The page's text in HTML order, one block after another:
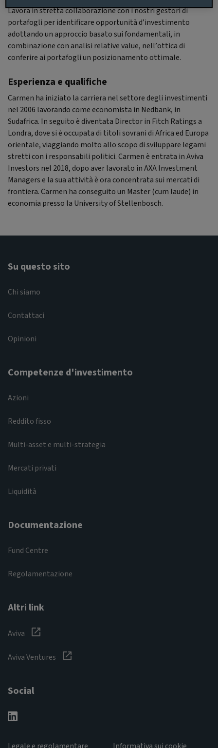
Lavora in stretta collaborazione con i nostri gestori di
portafogli per identificare opportunità d’investimento
adottando un approccio basato sui fondamentali, in
combinazione con analisi relative value, nell’ottica di
conferire ai portafogli un posizionamento ottimale.
Esperienza e qualifiche
Carmen ha iniziato la carriera nel settore degli investimenti
nel 2006 lavorando come economista in Nedbank, in
Sudafrica. In seguito è diventata Director in Fitch Ratings a
Londra, dove si è occupata di titoli sovrani di Africa ed Europa
orientale, viaggiando molto allo scopo di sviluppare legami
stretti con i responsabili politici. Carmen è entrata in Aviva
Investors nel 2018, dopo aver lavorato in AXA Investment
Managers e la sua attività è ora concentrata sui mercati di
frontiera. Carmen ha conseguito un Master (cum laude) in
economia presso la University of Stellenbosch.
Su questo sito
Chi siamo
Contattaci
Opinioni
Competenze d'investimento
Azioni
Reddito fisso
Multi-asset e multi-strategia
Mercati privati
Liquidità
Documentazione
Fund Centre
Regolamentazione
Altri link
Aviva
Aviva Ventures
Social